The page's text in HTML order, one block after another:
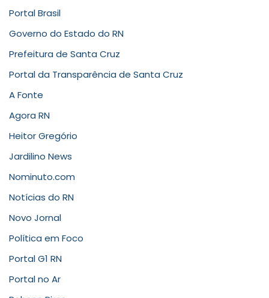
Portal Brasil
Governo do Estado do RN
Prefeitura de Santa Cruz
Portal da Transparência de Santa Cruz
A Fonte
Agora RN
Heitor Gregório
Jardilino News
Nominuto.com
Notícias do RN
Novo Jornal
Política em Foco
Portal G1 RN
Portal no Ar